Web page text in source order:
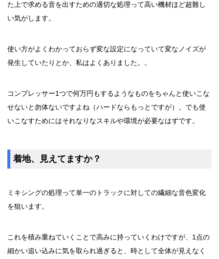
た上で求める音を出すための適切な処理って高い機材ほど超難し
い気がします。
使い方がよくわかっておらず変な設定になっていて変なノイズが
発生していたりとか、私はよくありました。。
コンプレッサー1つで何万円もするようなものをちゃんと使いこな
せないと勿体ないですよね（ハードならもっとですが）。でも使
いこなすためにはそれなりなスキルや環境が必要なはずです。
着地、見えてますか？
ミキシングの処理って単一のトラックに対しての繊細な音色変化
を狙います。
これを積み重ねていくことで高みに持っていくわけですが、1点の
細かい追い込みに気を取られ過ぎると、時として全体が見えなく